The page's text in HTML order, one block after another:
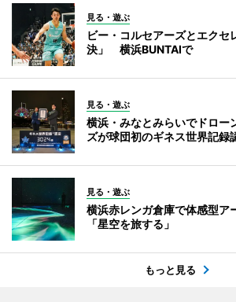
見る・遊ぶ
ビー・コルセアーズとエクセ
決」 横浜BUNTAIで
見る・遊ぶ
横浜・みなとみらいでドロ
ズが球団初のギネス世界記録
見る・遊ぶ
横浜赤レンガ倉庫で体感型ア
「星空を旅する」
もっと見る